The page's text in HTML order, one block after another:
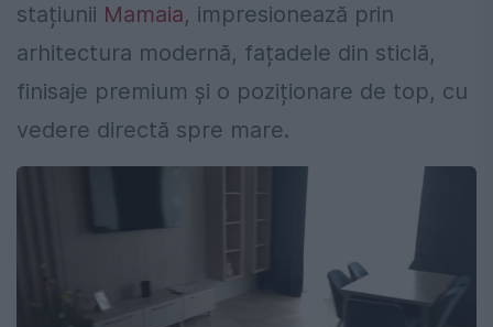
stațiunii Mamaia, impresionează prin
arhitectura modernă, fațadele din sticlă,
finisaje premium și o poziționare de top, cu
vedere directă spre mare.